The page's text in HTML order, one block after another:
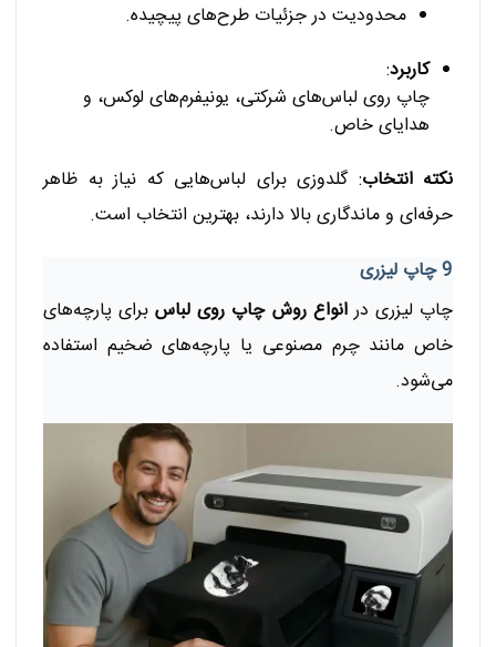
محدودیت در جزئیات طرح‌های پیچیده.
کاربرد:
چاپ روی لباس‌های شرکتی، یونیفرم‌های لوکس، و
هدایای خاص.
نکته انتخاب: گلدوزی برای لباس‌هایی که نیاز به ظاهر
حرفه‌ای و ماندگاری بالا دارند، بهترین انتخاب است.
9 چاپ لیزری
چاپ لیزری درانواع روش چاپ روی لباسبرای پارچه‌های
خاص مانند چرم مصنوعی یا پارچه‌های ضخیم استفاده
می‌شود.